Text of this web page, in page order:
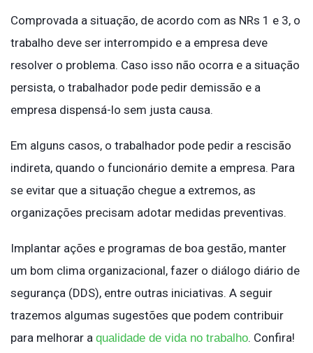
Comprovada a situação, de acordo com as NRs 1 e 3, o
trabalho deve ser interrompido e a empresa deve
resolver o problema. Caso isso não ocorra e a situação
persista, o trabalhador pode pedir demissão e a
empresa dispensá-lo sem justa causa.
Em alguns casos, o trabalhador pode pedir a rescisão
indireta, quando o funcionário demite a empresa. Para
se evitar que a situação chegue a extremos, as
organizações precisam adotar medidas preventivas.
Implantar ações e programas de boa gestão, manter
um bom clima organizacional, fazer o diálogo diário de
segurança (DDS), entre outras iniciativas. A seguir
trazemos algumas sugestões que podem contribuir
para melhorar a qualidade de vida no trabalho. Confira!